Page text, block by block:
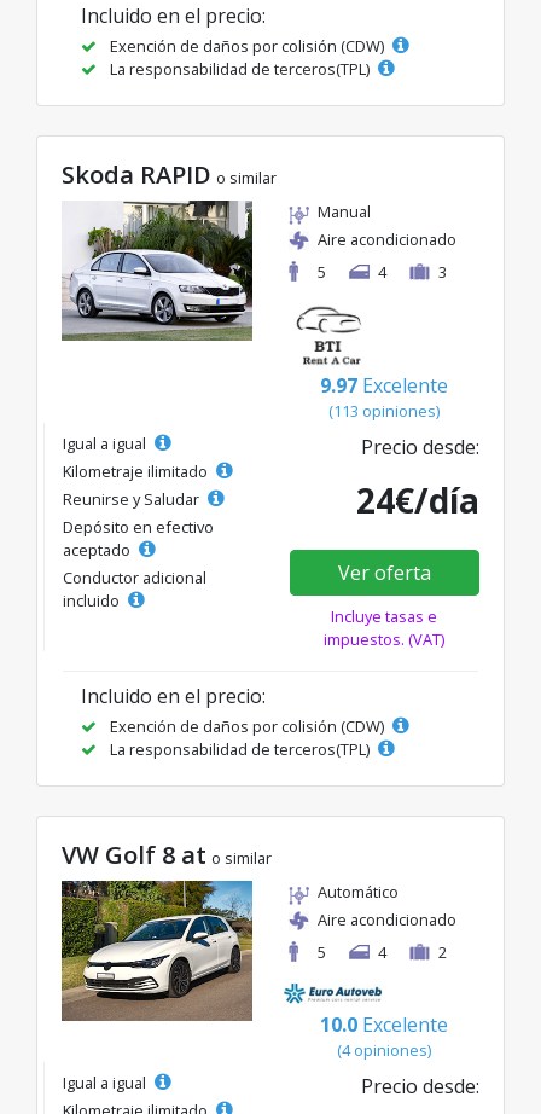
Incluido en el precio:
Exención de daños por colisión (CDW)
La responsabilidad de terceros(TPL)
Skoda RAPID o similar
Manual
Aire acondicionado
5
4 3
9.97 Excelente
(113 opiniones)
Igual a igual
Kilometraje ilimitado
Reunirse y Saludar
Depósito en efectivo
aceptado
Conductor adicional
incluido
Precio desde:
24€/día
Ver oferta
Incluye tasas e
impuestos. (VAT)
Incluido en el precio:
Exención de daños por colisión (CDW)
La responsabilidad de terceros(TPL)
VW Golf 8 at o similar
Automático
Aire acondicionado
5
4 2
10.0 Excelente
(4 opiniones)
Igual a igual
Precio desde: